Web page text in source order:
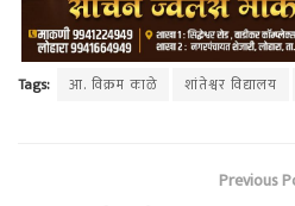
Tags: आ. विक्रम काळे शांतेश्वर विद्यालय
Previous